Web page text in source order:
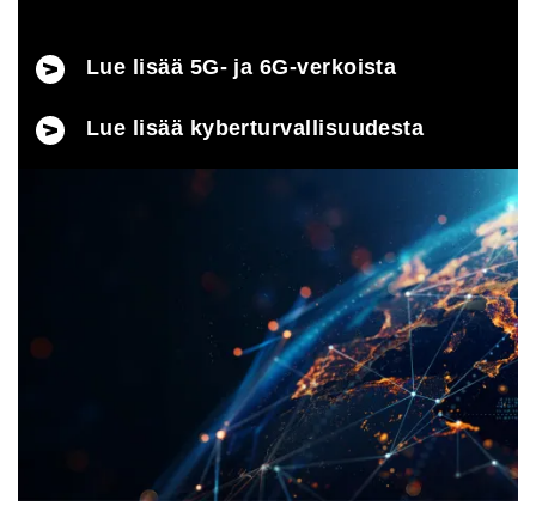
Lue lisää 5G- ja 6G-verkoista
Lue lisää kyberturvallisuudesta